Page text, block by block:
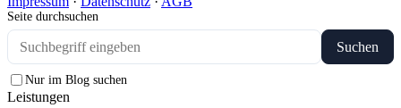
Seite durchsuchen
Suchen
Nur im Blog suchen
Leistungen